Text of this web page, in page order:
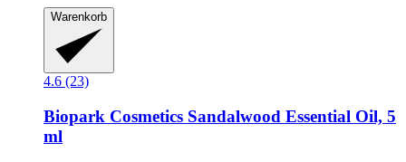
Warenkorb
4.6 (23)
Biopark Cosmetics Sandalwood Essential Oil, 5
ml